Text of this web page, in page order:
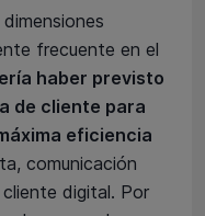
frecuente en el
haber previsto
de cliente para
eficiencia
comunicación
digital. Por